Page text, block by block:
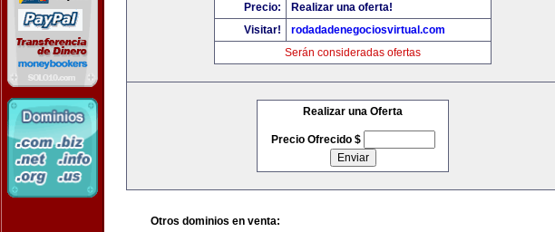
Precio:
Realizar una oferta!
Visitar!
rodadadenegociosvirtual.com
Serán consideradas ofertas
Realizar una Oferta
Precio Ofrecido $
Otros dominios en venta: